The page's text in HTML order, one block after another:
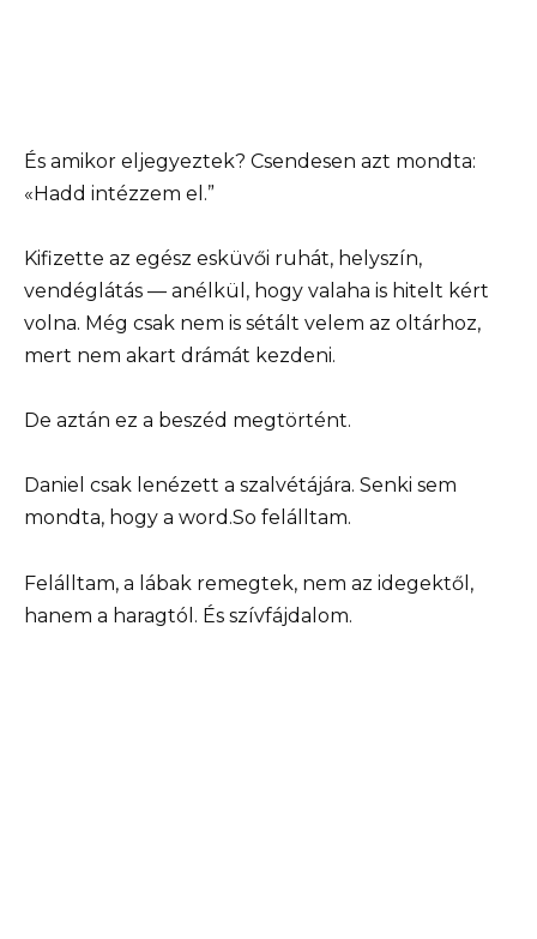
És amikor eljegyeztek? Csendesen azt mondta:
«Hadd intézzem el.”
Kifizette az egész esküvői ruhát, helyszín,
vendéglátás — anélkül, hogy valaha is hitelt kért
volna. Még csak nem is sétált velem az oltárhoz,
mert nem akart drámát kezdeni.
De aztán ez a beszéd megtörtént.
Daniel csak lenézett a szalvétájára. Senki sem
mondta, hogy a word.So felálltam.
Felálltam, a lábak remegtek, nem az idegektől,
hanem a haragtól. És szívfájdalom.